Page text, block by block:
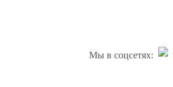
Мы в соцсетях: